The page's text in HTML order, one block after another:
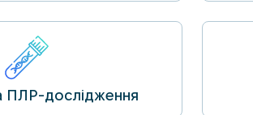
ПЛР-дослідження